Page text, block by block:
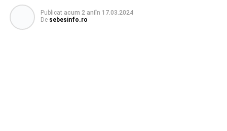
Publicat acum 2 aniîn 17.03.2024
De sebesinfo.ro